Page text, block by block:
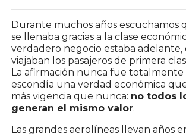
Durante muchos años escuchamos
se llenaba gracias a la clase
verdadero negocio estaba adelante,
viajaban los pasajeros de primera
La afirmación nunca fue totalmente
escondía una verdad económica
más vigencia que nunca: no todos
generan el mismo valor.
Las grandes aerolíneas llevan años